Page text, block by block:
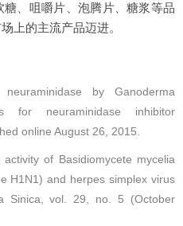
、咀嚼片、泡腾片、糖浆等品
上的主流产品迈进。
by Ganoderma
for neuraminidase inhibitor
online August 26, 2015.
of Basidiomycete mycelia
H1N1) and herpes simplex virus
Sinica, vol. 29, no. 5 (October